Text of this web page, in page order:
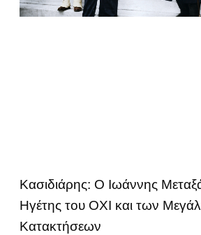
Κασιδιάρης: Ο Ιωάννης
Ηγέτης του ΟΧΙ και των
Κατακτήσεων